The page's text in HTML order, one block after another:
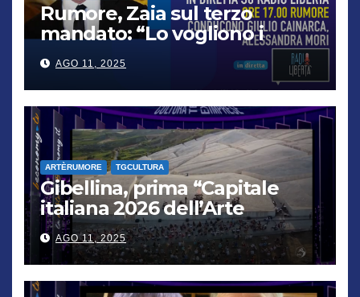
Rumore, Zaia sul terzo
mandato: “Lo vogliono i
cittadini, chi non lo capisce
verrà punito”
AGO 11, 2025
ARTÈRUMORE TGCULTURA
Gibellina, prima “Capitale
italiana 2026 dell’Arte
contemporanea”
AGO 11, 2025